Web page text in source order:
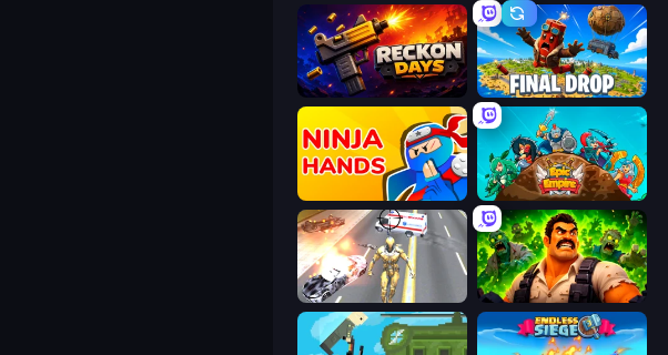
Reckon Days Final Drop
Ninja Hands Epic Empire: Tower Defense
Zombie Lab Escape